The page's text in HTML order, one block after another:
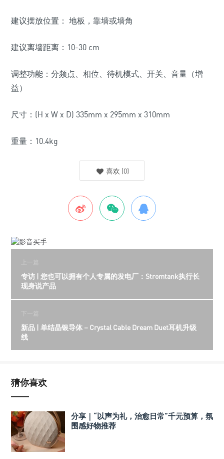
建议摆放位置： 地板，靠墙或墙角
建议离墙距离：10-30 cm
调整功能：分频点、相位、待机模式、开关、音量（增
益）
尺寸：(H x W x D) 335mm x 295mm x 310mm
重量：10.4kg
喜欢 (0)
上一篇
专访 | 您也可以拥有个人专属的发电厂：Stromtank执行长
现身说产品
下一篇
新品 | 单结晶银导体－Crystal Cable Dream Duet耳机升级
线
猜你喜欢
分享｜“以声为礼，治愈日常”千元预算，氛
围感好物推荐